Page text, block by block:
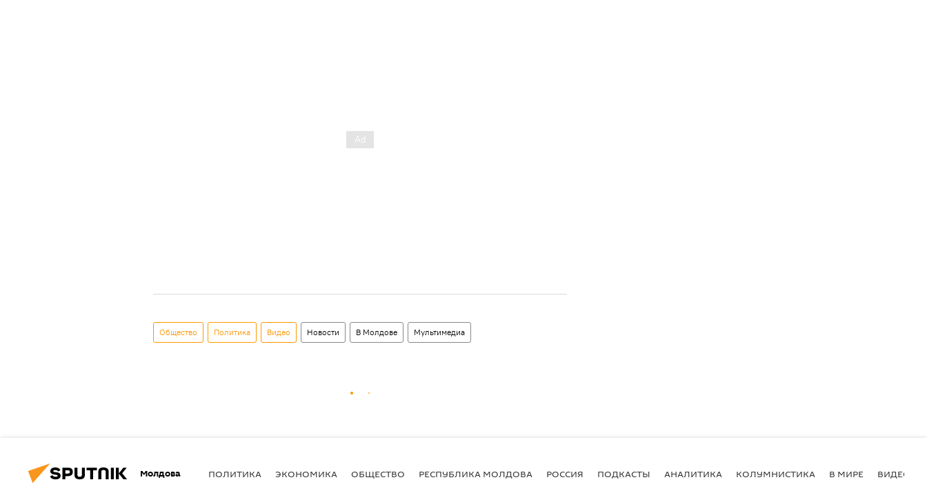
Общество Политика Видео Новости В Молдове Мультимедиа
Молдова ПОЛИТИКА ЭКОНОМИКА ОБЩЕСТВО РЕСПУБЛИКА МОЛДОВА РОССИЯ ПОДКАСТЫ АНАЛИТИКА КОЛУМНИСТИКА В МИРЕ ВИДЕО